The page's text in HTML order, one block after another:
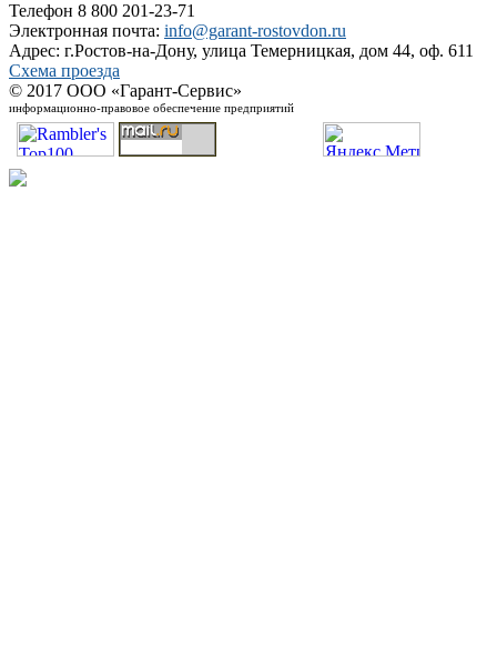
Телефон 8 800 201-23-71
Электронная почта: info@garant-rostovdon.ru
Адрес: г.Ростов-на-Дону, улица Темерницкая, дом 44, оф. 611
Схема проезда
© 2017 ООО «Гарант-Сервис»
информационно-правовое обеспечение предприятий